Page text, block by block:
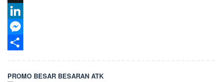
X
LinkedIn
Messenger
PROMO BESAR BESARAN ATK